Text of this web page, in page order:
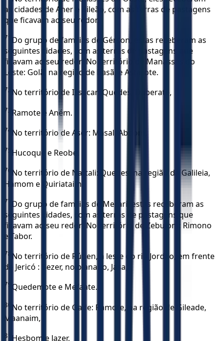
as cidades de Aner e Bileão, com as terras de pastagens
que ficavam ao seu redor.
71
Do grupo de famílias de Gérson, estas receberam as
seguintes cidades, com as terras de pastagens que
ficavam ao seu redor: No território de Manassés do
Leste: Golã, na região de Basã, e Astarote.
72 No território de Issacar: Quedes, Daberate,
73 Ramote e Aném.
74 No território de Aser: Masal, Abdom,
75 Hucoque e Reobe.
76 No território de Naftali: Quedes, na região da Galileia,
Hamom e Quiriataim.
77 Do grupo de famílias de Merari, estas receberam as
seguintes cidades, com as terras de pastagens que
ficavam ao seu redor: No território de Zebulom: Rimono
e Tabor.
78 No território de Rúben, a leste do rio Jordão, em frente
de Jericó : Bezer, no planalto, Jasa,
79 Quedemote e Mefaate.
80 No território de Gade: Ramote, na região de Gileade,
Maanaim,
81
Hesbom e Jazer.